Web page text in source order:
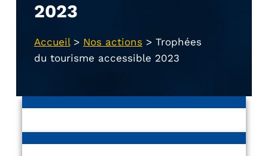
2023
Accueil> Nos actions > Trophées
du tourisme accessible 2023